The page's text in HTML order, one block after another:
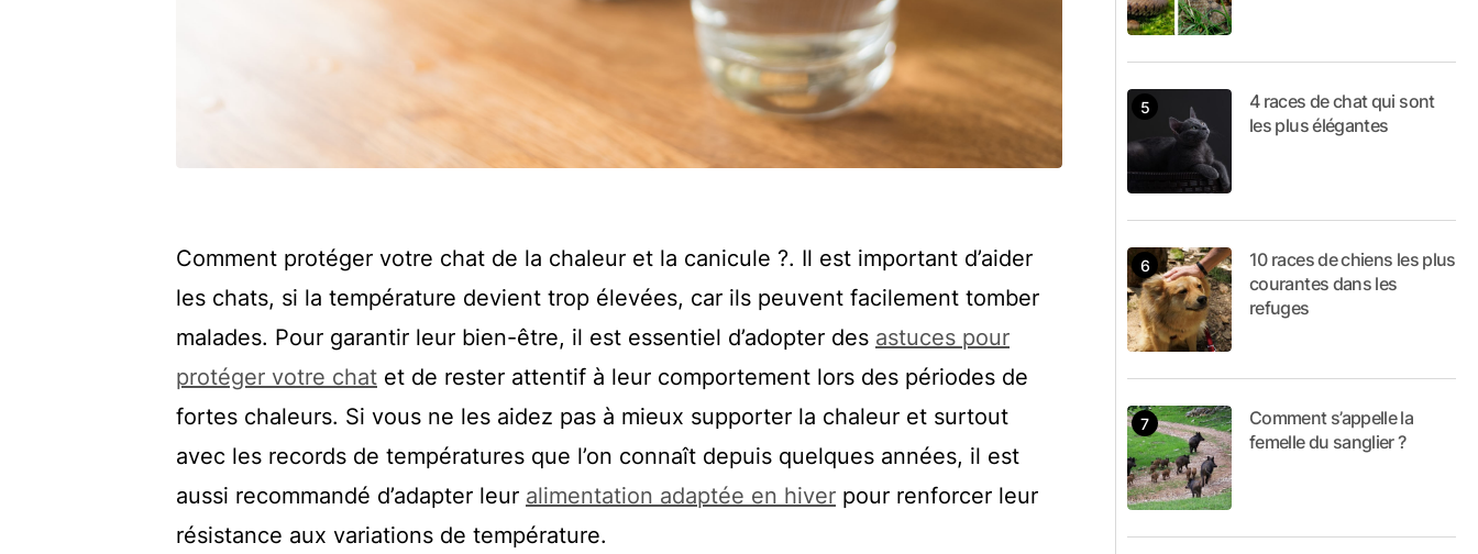
Comment protéger votre chat de la chaleur et la canicule ?. Il est important d’aider
les chats, si la température devient trop élevées, car ils peuvent facilement tomber
malades. Pour garantir leur bien-être, il est essentiel d’adopter des astuces pour
protéger votre chat et de rester attentif à leur comportement lors des périodes de
fortes chaleurs. Si vous ne les aidez pas à mieux supporter la chaleur et surtout
avec les records de températures que l’on connaît depuis quelques années, il est
aussi recommandé d’adapter leur alimentation adaptée en hiver pour renforcer leur
résistance aux variations de température.
4 races de chat qui sont
les plus élégantes
10 races de chiens les plus
courantes dans les
refuges
Comment s’appelle la
femelle du sanglier ?